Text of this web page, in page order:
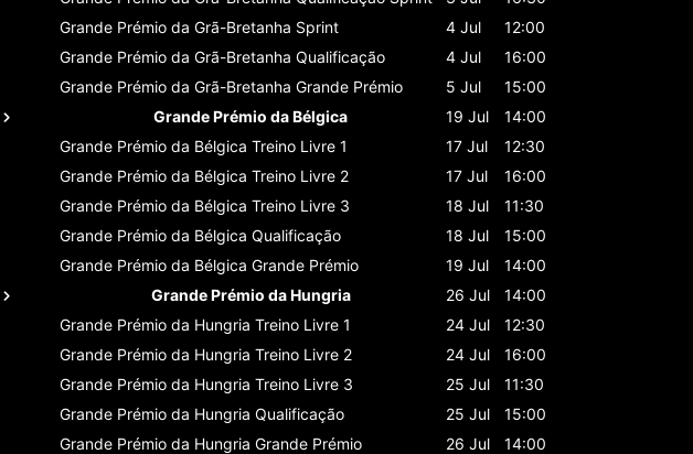
Grande Prémio da Grã-Bretanha Sprint 4 Jul
12:00
Grande Prémio da Grã-Bretanha Qualificação 4 Jul
16:00
Grande Prémio da Grã-Bretanha Grande Prémio 5 Jul
15:00
Grande Prémio da Bélgica
19 Jul
14:00
Grande Prémio da Bélgica Treino Livre 1 17 Jul
12:30
Grande Prémio da Bélgica Treino Livre 2 17 Jul
16:00
Grande Prémio da Bélgica Treino Livre 3 18 Jul
11:30
Grande Prémio da Bélgica Qualificação 18 Jul
15:00
Grande Prémio da Bélgica Grande Prémio 19 Jul
14:00
Grande Prémio da Hungria
26 Jul
14:00
Grande Prémio da Hungria Treino Livre 1 24 Jul
12:30
Grande Prémio da Hungria Treino Livre 2 24 Jul
16:00
Grande Prémio da Hungria Treino Livre 3 25 Jul
11:30
Grande Prémio da Hungria Qualificação 25 Jul
15:00
Grande Prémio da Hungria Grande Prémio 26 Jul
14:00